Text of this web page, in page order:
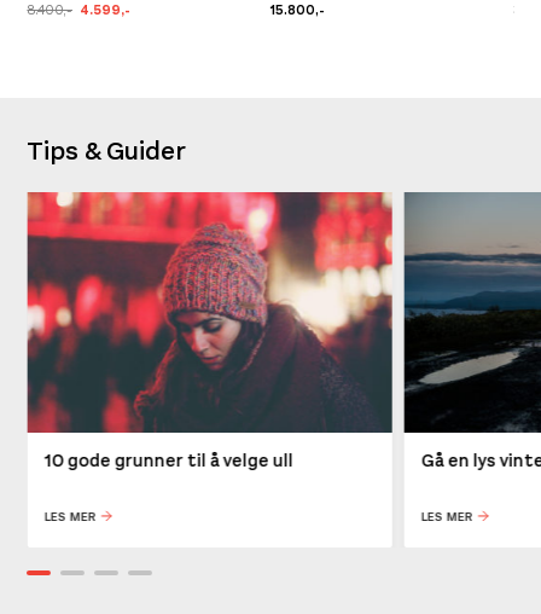
8.400,- 4.599,- 15.800,-
Tips & Guider
10 gode grunner til å velge ull
LES MER
Gå en lys
LES MER